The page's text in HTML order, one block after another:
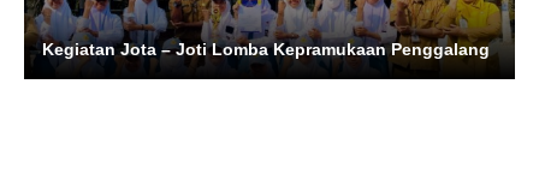
Kegiatan Jota – Joti Lomba Kepramukaan Penggalang